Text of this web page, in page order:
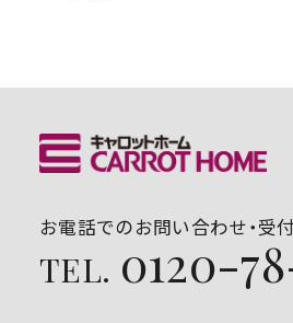
お電話でのお問い合わせ・受
TEL. 0120-